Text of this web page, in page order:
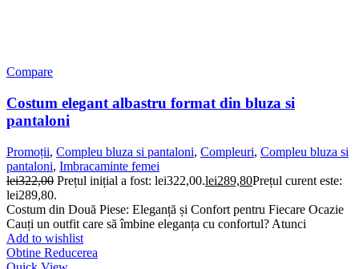
Compare
Costum elegant albastru format din bluza si
pantaloni
Promoții, Compleu bluza si pantaloni, Compleuri, Compleu bluza si
pantaloni, Imbracaminte femei
lei322,00 Prețul inițial a fost: lei322,00.lei289,80Prețul curent este:
lei289,80.
Costum din Două Piese: Eleganță și Confort pentru Fiecare Ocazie
Cauți un outfit care să îmbine eleganța cu confortul? Atunci
Add to wishlist
Obtine Reducerea